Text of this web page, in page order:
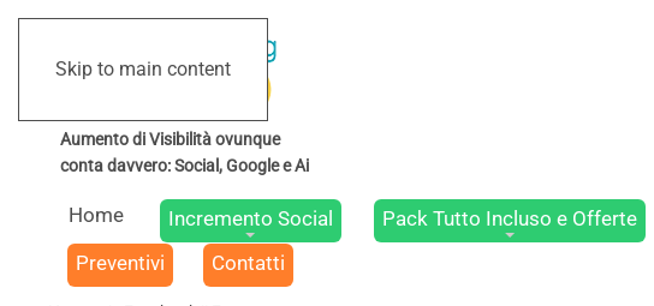
Skip to main content
Home Incremento Social Pack Tutto Incluso e Offerte
Preventivi
Contatti